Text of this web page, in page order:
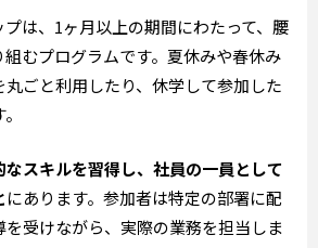
は、1ヶ月以上の期間にわたって、腰
むプログラムです。夏休みや春休み
丸ごと利用したり、休学して参加した
スキルを習得し、社員の一員として
にあります。参加者は特定の部署に配
受けながら、実際の業務を担当しま